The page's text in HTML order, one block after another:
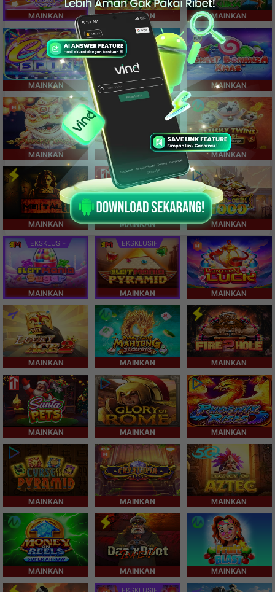
MAINKAN MAINKAN MAINKAN
MAINKAN MAINKAN MAINKAN
MAINKAN MAINKAN MAINKAN
MAINKAN MAINKAN MAINKAN
EKSKLUSIF
MAINKAN
EKSKLUSIF
MAINKAN MAINKAN
MAINKAN MAINKAN MAINKAN
MAINKAN MAINKAN MAINKAN
MAINKAN MAINKAN MAINKAN
MAINKAN MAINKAN MAINKAN
EKSKLUSIF